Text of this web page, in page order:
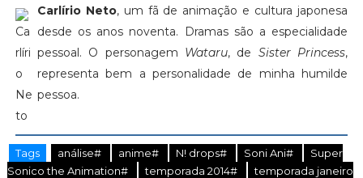
Carlírio Neto, um fã de animação e cultura japonesa
desde os anos noventa. Dramas são a especialidade
pessoal. O personagem Wataru, de Sister Princess,
representa bem a personalidade de minha humilde
pessoa.
Tags análise# anime# N! drops# Soni Ani#
Super
Sonico the Animation#
temporada 2014#
temporada janeiro